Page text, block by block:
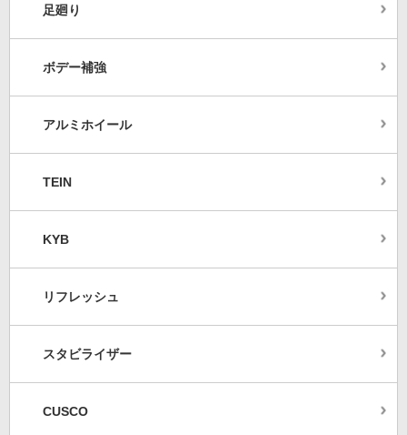
足廻り
ボデー補強
アルミホイール
TEIN
KYB
リフレッシュ
スタビライザー
CUSCO